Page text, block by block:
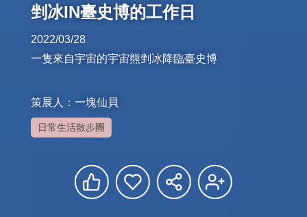
剉冰IN臺史博的工作日
2022/03/28
一隻來自宇宙的宇宙熊剉冰降臨臺史博
策展人：一塊仙貝
日常生活散步團